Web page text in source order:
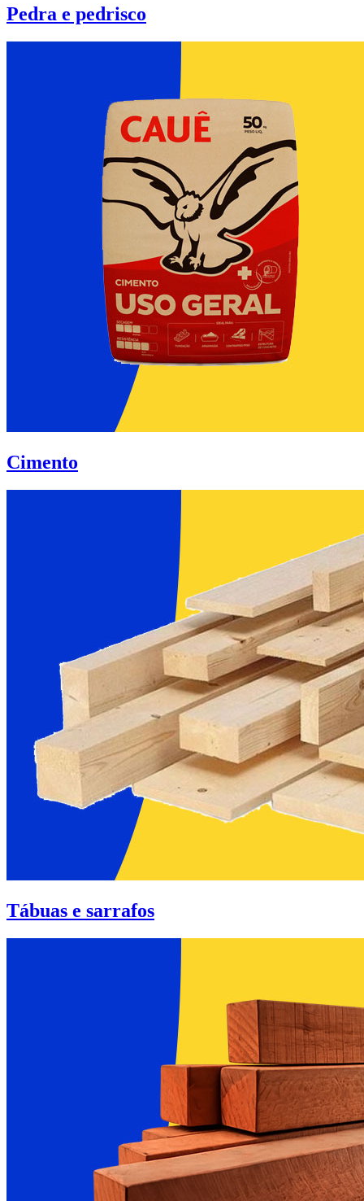
Pedra e pedrisco
Cimento
Tábuas e sarrafos